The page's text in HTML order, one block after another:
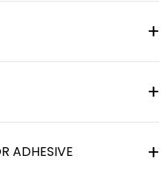
ADHESIVE